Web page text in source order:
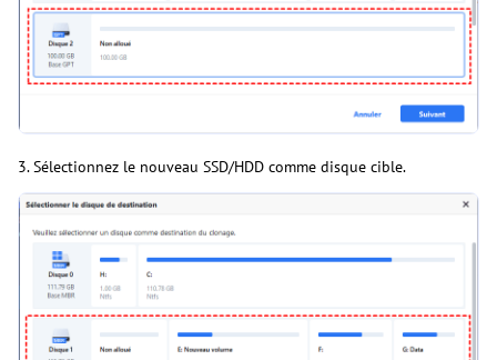
3. Sélectionnez le nouveau SSD/HDD comme disque cible.